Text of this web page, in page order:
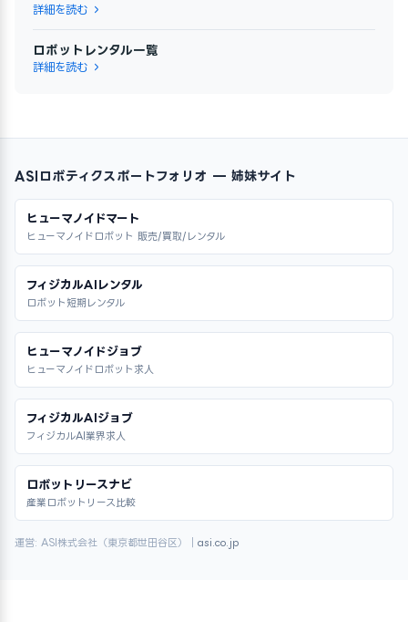
詳細を読む
ロボットレンタル一覧
詳細を読む
ASIロボティクスポートフォリオ — 姉妹サイト
ヒューマノイドマート
ヒューマノイドロボット 販売/買取/レンタル
フィジカルAIレンタル
ロボット短期レンタル
ヒューマノイドジョブ
ヒューマノイドロボット求人
フィジカルAIジョブ
フィジカルAI業界求人
ロボットリースナビ
産業ロボットリース比較
運営: ASI株式会社（東京都世田谷区）｜ asi.co.jp